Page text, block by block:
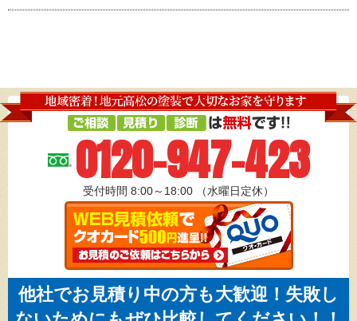
0120-947-423
受付時間 8:00～18:00 （水曜日定休）
他社でお見積り中の方も大歓迎！失敗し